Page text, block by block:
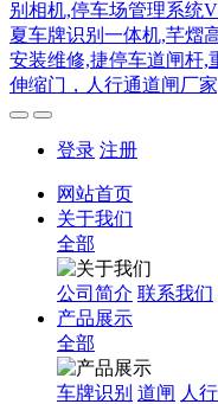
登录 注册
网站首页
关于我们
全部
公司简介 联系我们
产品展示
全部
车牌识别 道闸 人